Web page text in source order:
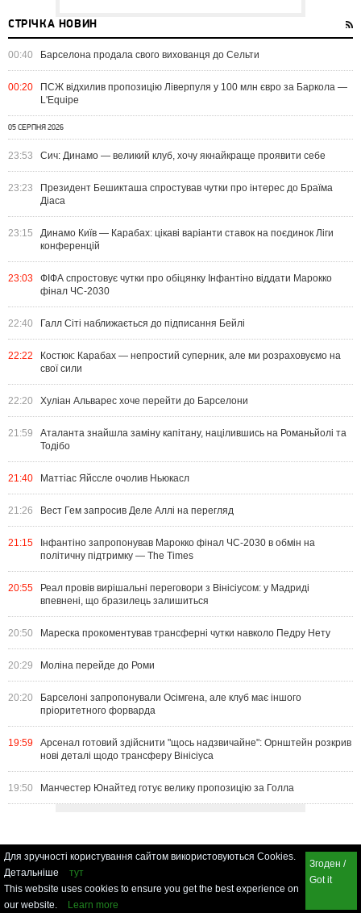
СТРІЧКА НОВИН
00:40 Барселона продала свого вихованця до Сельти
00:20
ПСЖ відхилив пропозицію Ліверпуля у 100 млн євро за Баркола —
L'Equipe
05 СЕРПНЯ 2026
23:53 Сич: Динамо — великий клуб, хочу якнайкраще проявити себе
23:23
Президент Бешикташа спростував чутки про інтерес до Браїма
Діаса
23:15
Динамо Київ — Карабах: цікаві варіанти ставок на поєдинок Ліги
конференцій
23:03
ФІФА спростовує чутки про обіцянку Інфантіно віддати Марокко
фінал ЧС-2030
22:40 Галл Сіті наближається до підписання Бейлі
22:22
Костюк: Карабах — непростий суперник, але ми розраховуємо на
свої сили
22:20 Хуліан Альварес хоче перейти до Барселони
21:59
Аталанта знайшла заміну капітану, націлившись на Романьйолі та
Тодібо
21:40 Маттіас Яйссле очолив Ньюкасл
21:26 Вест Гем запросив Деле Аллі на перегляд
21:15
Інфантіно запропонував Марокко фінал ЧС-2030 в обмін на
політичну підтримку — The Times
20:55
Реал провів вирішальні переговори з Вінісіусом: у Мадриді
впевнені, що бразилець залишиться
20:50 Мареска прокоментував трансферні чутки навколо Педру Нету
20:29 Моліна перейде до Роми
20:20
Барселоні запропонували Осімгена, але клуб має іншого
пріоритетного форварда
19:59
Арсенал готовий здійснити "щось надзвичайне": Орнштейн розкрив
нові деталі щодо трансферу Вінісіуса
19:50 Манчестер Юнайтед готує велику пропозицію за Голла
Для зручності користування сайтом використовуються Cookies.
Детальніше
тут
This website uses cookies to ensure you get the best experience on
our website.
Learn more
Згоден /
Got it